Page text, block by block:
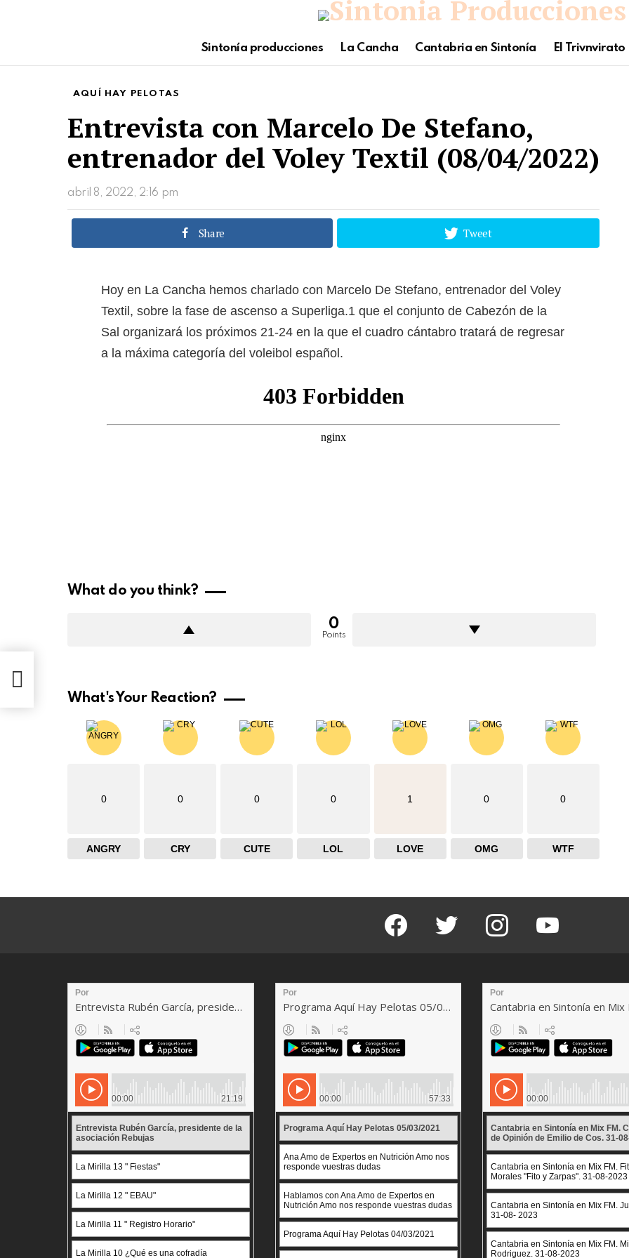
Sintonía producciones La Cancha Cantabria en Sintonía El Trivnvirato
AQUÍ HAY PELOTAS
Entrevista con Marcelo De Stefano,
entrenador del Voley Textil (08/04/2022)
abril 8, 2022, 2:16 pm
Share Tweet
Hoy en La Cancha hemos charlado con Marcelo De Stefano, entrenador del Voley
Textil, sobre la fase de ascenso a Superliga.1 que el conjunto de Cabezón de la
Sal organizará los próximos 21-24 en la que el cuadro cántabro tratará de regresar
a la máxima categoría del voleibol español.
What do you think?
0
Points
What's Your Reaction?
0
ANGRY
0
CRY
0
CUTE
0
LOL
1
LOVE
0
OMG
0
WTF
facebook twitter instagram youtube